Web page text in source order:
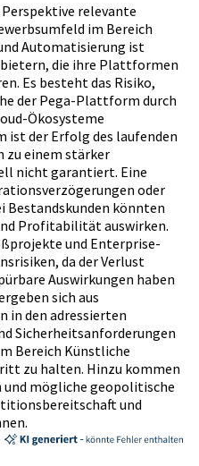
relevante
im Bereich
Automatisierung ist
die ihre Plattformen
Es besteht das Risiko,
der Pega-Plattform durch
Ökosysteme
ist der Erfolg des laufenden
zu einem stärker
nicht garantiert. Eine
oder
Bestandskunden könnten
Profitabilität auswirken.
und Enterprise-
da der Verlust
Auswirkungen haben
sich aus
in den adressierten
Sicherheitsanforderungen
Bereich Künstliche
zu halten. Hinzu kommen
mögliche geopolitische
und